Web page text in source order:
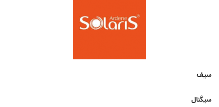
سیف
سیگنال